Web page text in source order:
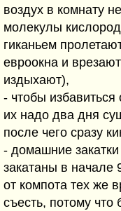
воздух в комнату
молекулы
гиканьем
евроокна и
издыхают),
- чтобы
их надо два дня
после чего сразу
- домашние
закатаны в начале
от компота тех же
съесть, потому что